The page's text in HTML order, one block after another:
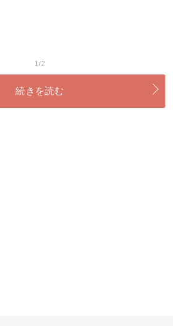
1/2
続きを読む